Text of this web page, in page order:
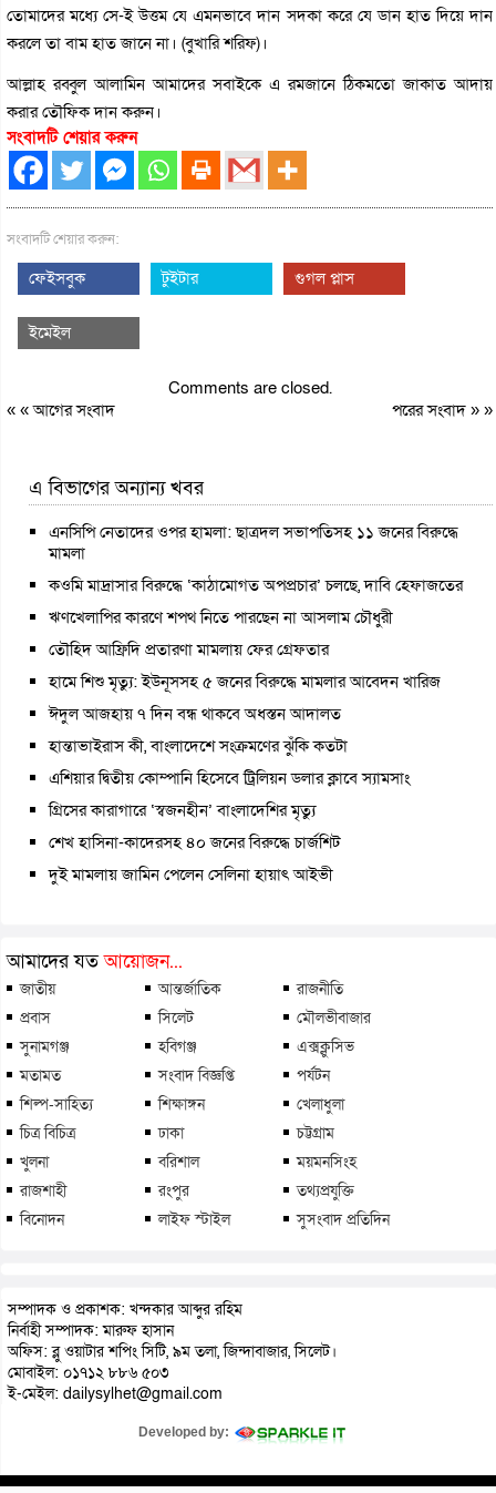
তোমাদের মধ্যে সে-ই উত্তম যে এমনভাবে দান সদকা করে যে ডান হাত দিয়ে দান
করলে তা বাম হাত জানে না। (বুখারি শরিফ)।
আল্লাহ রব্বুল আলামিন আমাদের সবাইকে এ রমজানে ঠিকমতো জাকাত আদায়
করার তৌফিক দান করুন।
সংবাদটি শেয়ার করুন
সংবাদটি শেয়ার করুন:
ফেইসবুক টুইটার গুগল প্লাস
ইমেইল
Comments are closed.
« «আগের সংবাদ পরের সংবাদ» »
এ বিভাগের অন্যান্য খবর
এনসিপি নেতাদের ওপর হামলা: ছাত্রদল সভাপতিসহ ১১ জনের বিরুদ্ধে
মামলা
কওমি মাদ্রাসার বিরুদ্ধে ‘কাঠামোগত অপপ্রচার’ চলছে, দাবি হেফাজতের
ঋণখেলাপির কারণে শপথ নিতে পারছেন না আসলাম চৌধুরী
তৌহিদ আফ্রিদি প্রতারণা মামলায় ফের গ্রেফতার
হামে শিশু মৃত্যু: ইউনূসসহ ৫ জনের বিরুদ্ধে মামলার আবেদন খারিজ
ঈদুল আজহায় ৭ দিন বন্ধ থাকবে অধস্তন আদালত
হান্তাভাইরাস কী, বাংলাদেশে সংক্রমণের ঝুঁকি কতটা
এশিয়ার দ্বিতীয় কোম্পানি হিসেবে ট্রিলিয়ন ডলার ক্লাবে স্যামসাং
গ্রিসের কারাগারে ‘স্বজনহীন’ বাংলাদেশির মৃত্যু
শেখ হাসিনা-কাদেরসহ ৪০ জনের বিরুদ্ধে চার্জশিট
দুই মামলায় জামিন পেলেন সেলিনা হায়াৎ আইভী
আমাদের যতআয়োজন...
জাতীয় আন্তর্জাতিক
রাজনীতি
প্রবাস
সিলেট
মৌলভীবাজার
সুনামগঞ্জ
হবিগঞ্জ
এক্সক্লুসিভ
মতামত
সংবাদ বিজ্ঞপ্তি
পর্যটন
শিল্প-সাহিত্য
শিক্ষাঙ্গন
খেলাধুলা
চিত্র বিচিত্র
ঢাকা
চট্টগ্রাম
খুলনা
বরিশাল
ময়মনসিংহ
রাজশাহী
রংপুর
তথ্যপ্রযুক্তি
বিনোদন
লাইফ স্টাইল সুসংবাদ প্রতিদিন
সম্পাদক ও প্রকাশক: খন্দকার আব্দুর রহিম
নির্বাহী সম্পাদক: মারুফ হাসান
অফিস: ব্লু ওয়াটার শপিং সিটি, ৯ম তলা, জিন্দাবাজার, সিলেট।
মোবাইল: ০১৭১২ ৮৮৬ ৫০৩
ই-মেইল: dailysylhet@gmail.com
Developed by: